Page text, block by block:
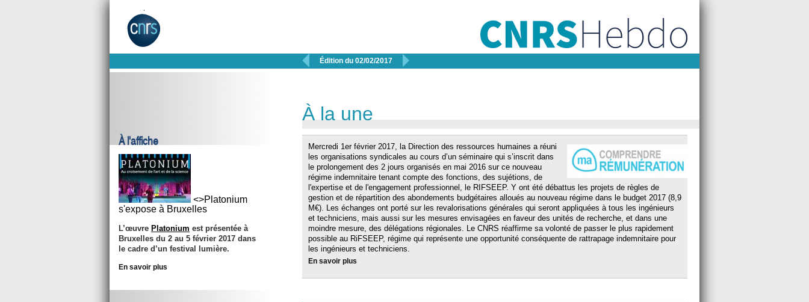
 Édition du 02/02/2017 
À l'affiche
<>Platonium
s'expose à Bruxelles
L’œuvre Platonium est présentée à
Bruxelles du 2 au 5 février 2017 dans
le cadre d’un festival lumière.
En savoir plus
À la une
Mercredi 1er février 2017, la Direction des ressources humaines a réuni
les organisations syndicales au cours d’un séminaire qui s’inscrit dans
le prolongement des 2 jours organisés en mai 2016 sur ce nouveau
régime indemnitaire tenant compte des fonctions, des sujétions, de
l'expertise et de l'engagement professionnel, le RIFSEEP. Y ont été débattus les projets de règles de
gestion et de répartition des abondements budgétaires alloués au nouveau régime dans le budget 2017 (8,9
M€). Les échanges ont porté sur les revalorisations générales qui seront appliquées à tous les ingénieurs
et techniciens, mais aussi sur les mesures envisagées en faveur des unités de recherche, et dans une
moindre mesure, des délégations régionales. Le CNRS réaffirme sa volonté de passer le plus rapidement
possible au RiFSEEP, régime qui représente une opportunité conséquente de rattrapage indemnitaire pour
les ingénieurs et techniciens.
En savoir plus